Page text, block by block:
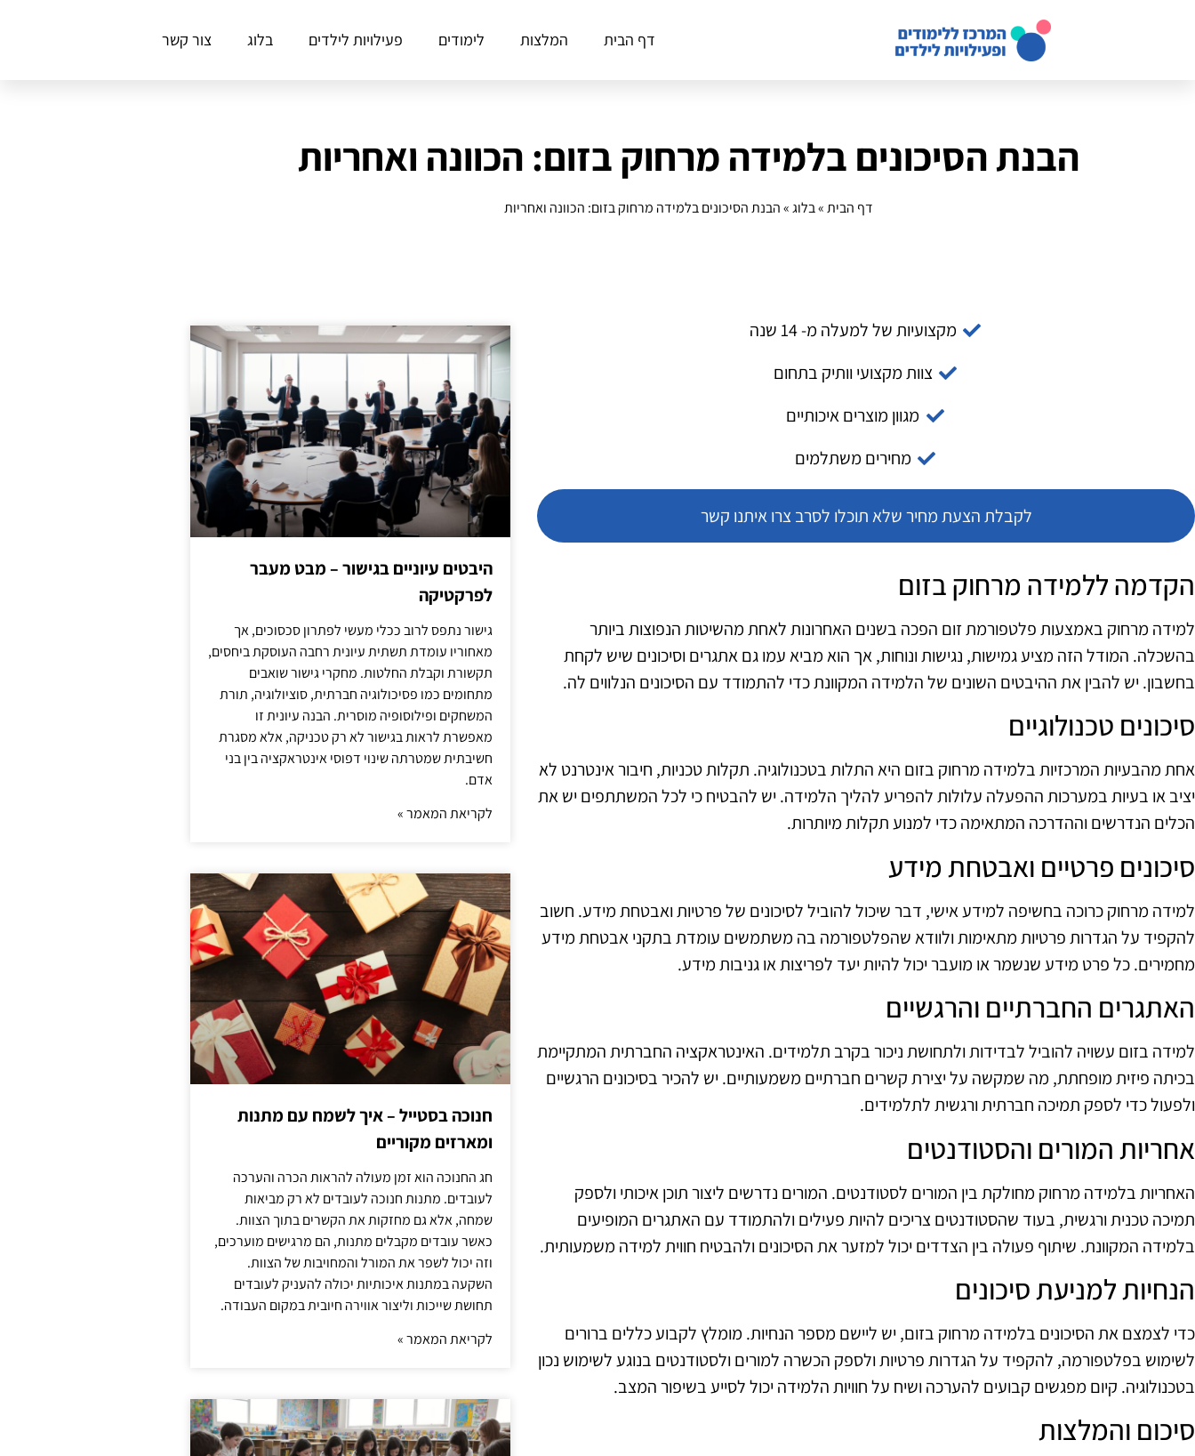
דף הבית המלצות לימודים פעילויות לילדים בלוג צור קשר
הבנת הסיכונים בלמידה מרחוק בזום: הכוונה ואחריות
דף הבית»בלוג»הבנת הסיכונים בלמידה מרחוק בזום: הכוונה ואחריות
מקצועיות של למעלה מ- 14 שנה
צוות מקצועי וותיק בתחום
מגוון מוצרים איכותיים
מחירים משתלמים
לקבלת הצעת מחיר שלא תוכלו לסרב צרו איתנו קשר
הקדמה ללמידה מרחוק בזום
למידה מרחוק באמצעות פלטפורמת זום הפכה בשנים האחרונות לאחת מהשיטות הנפוצות ביותר
בהשכלה. המודל הזה מציע גמישות, נגישות ונוחות, אך הוא מביא עמו גם אתגרים וסיכונים שיש לקחת
בחשבון. יש להבין את ההיבטים השונים של הלמידה המקוונת כדי להתמודד עם הסיכונים הנלווים לה.
סיכונים טכנולוגיים
אחת מהבעיות המרכזיות בלמידה מרחוק בזום היא התלות בטכנולוגיה. תקלות טכניות, חיבור אינטרנט לא
יציב או בעיות במערכות ההפעלה עלולות להפריע להליך הלמידה. יש להבטיח כי לכל המשתתפים יש את
הכלים הנדרשים וההדרכה המתאימה כדי למנוע תקלות מיותרות.
סיכונים פרטיים ואבטחת מידע
למידה מרחוק כרוכה בחשיפה למידע אישי, דבר שיכול להוביל לסיכונים של פרטיות ואבטחת מידע. חשוב
להקפיד על הגדרות פרטיות מתאימות ולוודא שהפלטפורמה בה משתמשים עומדת בתקני אבטחת מידע
מחמירים. כל פרט מידע שנשמר או מועבר יכול להיות יעד לפריצות או גניבות מידע.
האתגרים החברתיים והרגשיים
למידה בזום עשויה להוביל לבדידות ולתחושת ניכור בקרב תלמידים. האינטראקציה החברתית המתקיימת
בכיתה פיזית מופחתת, מה שמקשה על יצירת קשרים חברתיים משמעותיים. יש להכיר בסיכונים הרגשיים
ולפעול כדי לספק תמיכה חברתית ורגשית לתלמידים.
אחריות המורים והסטודנטים
האחריות בלמידה מרחוק מחולקת בין המורים לסטודנטים. המורים נדרשים ליצור תוכן איכותי ולספק
תמיכה טכנית ורגשית, בעוד שהסטודנטים צריכים להיות פעילים ולהתמודד עם האתגרים המופיעים
בלמידה המקוונת. שיתוף פעולה בין הצדדים יכול למזער את הסיכונים ולהבטיח חווית למידה משמעותית.
הנחיות למניעת סיכונים
כדי לצמצם את הסיכונים בלמידה מרחוק בזום, יש ליישם מספר הנחיות. מומלץ לקבוע כללים ברורים
לשימוש בפלטפורמה, להקפיד על הגדרות פרטיות ולספק הכשרה למורים ולסטודנטים בנוגע לשימוש נכון
בטכנולוגיה. קיום מפגשים קבועים להערכה ושיח על חוויות הלמידה יכול לסייע בשיפור המצב.
סיכום והמלצות
היבטים עיוניים בגישור – מבט מעבר
לפרקטיקה
גישור נתפס לרוב ככלי מעשי לפתרון סכסוכים, אך
מאחוריו עומדת תשתית עיונית רחבה העוסקת ביחסים,
תקשורת וקבלת החלטות. מחקרי גישור שואבים
מתחומים כמו פסיכולוגיה חברתית, סוציולוגיה, תורת
המשחקים ופילוסופיה מוסרית. הבנה עיונית זו
מאפשרת לראות בגישור לא רק טכניקה, אלא מסגרת
חשיבתית שמטרתה שינוי דפוסי אינטראקציה בין בני
אדם.
לקריאת המאמר »
חנוכה בסטייל – איך לשמח עם מתנות
ומארזים מקוריים
חג החנוכה הוא זמן מעולה להראות הכרה והערכה
לעובדים. מתנות חנוכה לעובדים לא רק מביאות
שמחה, אלא גם מחזקות את הקשרים בתוך הצוות.
כאשר עובדים מקבלים מתנות, הם מרגישים מוערכים,
וזה יכול לשפר את המורל והמחויבות של הצוות.
השקעה במתנות איכותיות יכולה להעניק לעובדים
תחושת שייכות וליצור אווירה חיובית במקום העבודה.
לקריאת המאמר »